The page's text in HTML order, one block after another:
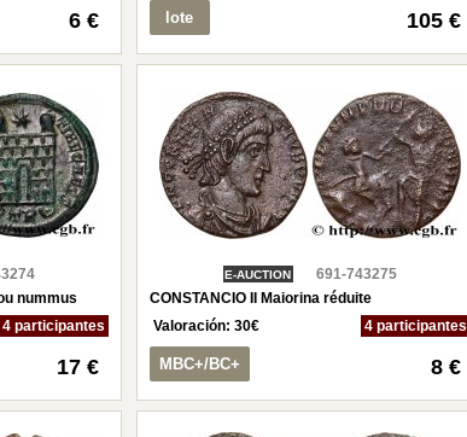
6 € lote 105 €
nummus
4 participantes
17 €
E-AUCTION
691-743275
CONSTANCIO II Maiorina réduite
Valoración:30€ 4 participantes
MBC+/BC+ 8 €